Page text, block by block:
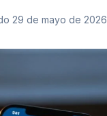
29 de mayo de 2026